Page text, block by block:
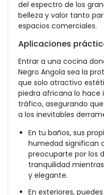
del espectro de los
belleza y valor tanto
espacios comerciales.
Aplicaciones
Entrar a una cocina
Negro Angola sea la
que solo atractivo
piedra africana lo hace
tráfico, asegurando
a los inevitables
En tu baños, sus
humedad significan
preocuparte por los
tranquilidad
y elegante.
En exteriores,